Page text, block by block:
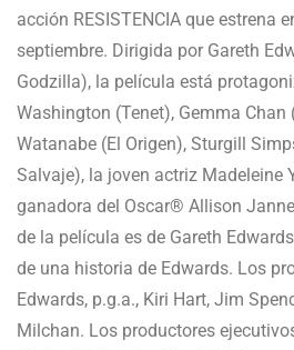
acción RESISTENCIA que estrena
septiembre. Dirigida por Gareth
Godzilla), la película está
Washington (Tenet), Gemma Chan
Watanabe (El Origen), Sturgill
Salvaje), la joven actriz Madeleine
ganadora del Oscar® Allison
de la película es de Gareth
de una historia de Edwards. Los
Edwards, p.g.a., Kiri Hart, Jim
Milchan. Los productores